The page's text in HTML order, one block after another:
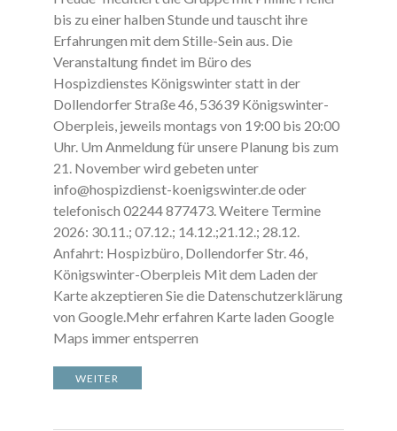
bis zu einer halben Stunde und tauscht ihre
Erfahrungen mit dem Stille-Sein aus. Die
Veranstaltung findet im Büro des
Hospizdienstes Königswinter statt in der
Dollendorfer Straße 46, 53639 Königswinter-
Oberpleis, jeweils montags von 19:00 bis 20:00
Uhr. Um Anmeldung für unsere Planung bis zum
21. November wird gebeten unter
info@hospizdienst-koenigswinter.de oder
telefonisch 02244 877473. Weitere Termine
2026: 30.11.; 07.12.; 14.12.;21.12.; 28.12.
Anfahrt: Hospizbüro, Dollendorfer Str. 46,
Königswinter-Oberpleis Mit dem Laden der
Karte akzeptieren Sie die Datenschutzerklärung
von Google.Mehr erfahren Karte laden Google
Maps immer entsperren
WEITER